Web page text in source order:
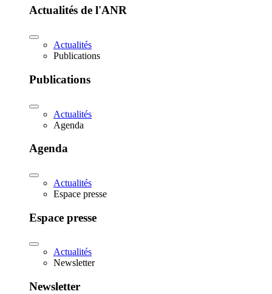
Actualités de l'ANR
Actualités
Publications
Publications
Actualités
Agenda
Agenda
Actualités
Espace presse
Espace presse
Actualités
Newsletter
Newsletter